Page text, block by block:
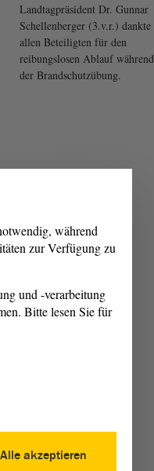
Landtagpräsident Dr. Gunnar
Schellenberger (3.v.r.) dankte
allen Beteiligten für den
reibungslosen Ablauf während
der Brandschutzübung.
während
zur Verfügung zu
und -verarbeitung
Bitte lesen Sie für
Alle akzeptieren